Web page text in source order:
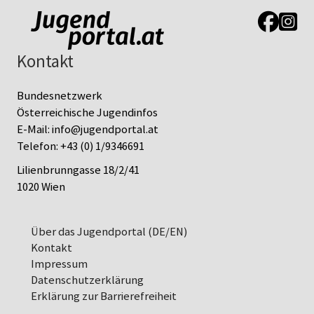
Link zur
Link
Kontakt
Bundesnetzwerk
Österreichische Jugendinfos
E-Mail:info@jugendportal.at
Telefon:+43 (0) 1/9346691
Lilienbrunngasse 18/2/41
1020 Wien
Über das Jugendportal (DE/EN)
Kontakt
Impressum
Datenschutz­erklärung
Erklärung zur Barrierefreiheit